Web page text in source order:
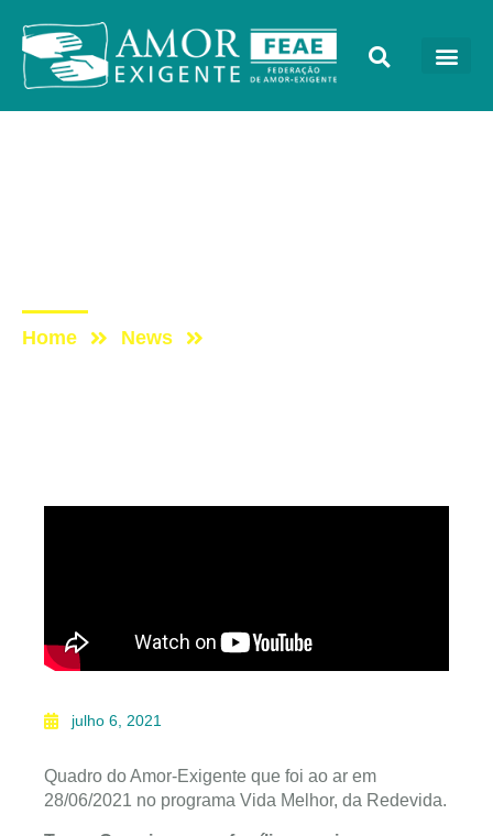
Home News
julho 6, 2021
Quadro do Amor-Exigente que foi ao ar em
28/06/2021 no programa Vida Melhor, da Redevida.